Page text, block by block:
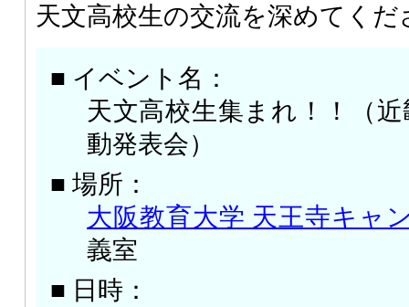
天文高校生の交流を深めてくだ
■ イベント名：
天文高校生集まれ！！（
動発表会）
■ 場所：
大阪教育大学 天王寺キャ
義室
■ 日時：